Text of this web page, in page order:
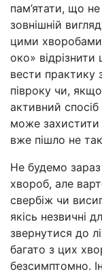
пам’ятати, що
зовнішній
цими хворобами
око»
вести практику
півроку чи,
активний
може
вже пішло не
Не будемо
хвороб, але
свербіж чи
якісь незвичні
звернутися до
багато з цих
безсимптомно.